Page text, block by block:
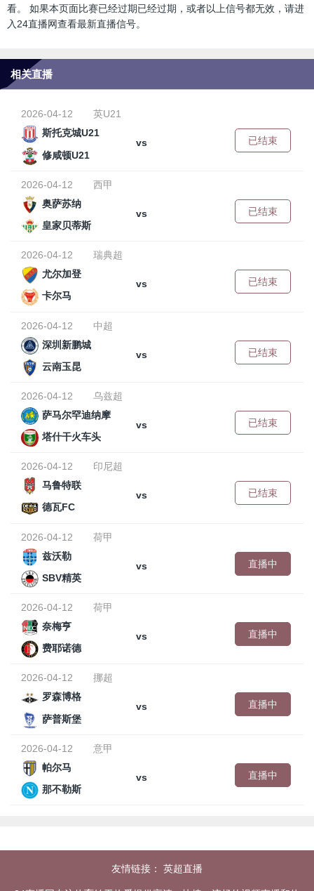
看。 如果本页面比赛已经过期已经过期，或者以上信号都无效，请进
入24直播网查看最新直播信号。
相关直播
2026-04-12
英U21
斯托克城U21
vs
修咸顿U21
已结束
2026-04-12
西甲
奥萨苏纳
vs
皇家贝蒂斯
已结束
2026-04-12
瑞典超
尤尔加登
vs
卡尔马
已结束
2026-04-12
中超
深圳新鹏城
vs
云南玉昆
已结束
2026-04-12
乌兹超
萨马尔罕迪纳摩
vs
塔什干火车头
已结束
2026-04-12
印尼超
马鲁特联
vs
德瓦FC
已结束
2026-04-12
荷甲
兹沃勒
vs
SBV精英
直播中
2026-04-12
荷甲
奈梅亨
vs
费耶诺德
直播中
2026-04-12
挪超
罗森博格
vs
萨普斯堡
直播中
2026-04-12
意甲
帕尔马
vs
那不勒斯
直播中
友情链接： 英超直播